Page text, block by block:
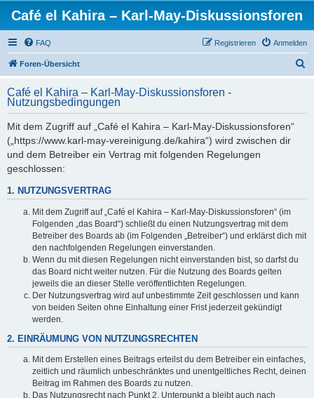
Café el Kahira – Karl-May-Diskussionsforen
FAQ Anmelden
Registrieren
Foren-Übersicht
h
Café el Kahira – Karl-May-Diskussionsforen -
Nutzungsbedingungen
Mit dem Zugriff auf „Café el Kahira – Karl-May-Diskussionsforen“
(„https://www.karl-may-vereinigung.de/kahira“) wird zwischen dir
und dem Betreiber ein Vertrag mit folgenden Regelungen
geschlossen:
1. NUTZUNGSVERTRAG
Mit dem Zugriff auf „Café el Kahira – Karl-May-Diskussionsforen“ (im
Folgenden „das Board“) schließt du einen Nutzungsvertrag mit dem
Betreiber des Boards ab (im Folgenden „Betreiber“) und erklärst dich mit
den nachfolgenden Regelungen einverstanden.
Wenn du mit diesen Regelungen nicht einverstanden bist, so darfst du
das Board nicht weiter nutzen. Für die Nutzung des Boards gelten
jeweils die an dieser Stelle veröffentlichten Regelungen.
Der Nutzungsvertrag wird auf unbestimmte Zeit geschlossen und kann
von beiden Seiten ohne Einhaltung einer Frist jederzeit gekündigt
werden.
2. EINRÄUMUNG VON NUTZUNGSRECHTEN
Mit dem Erstellen eines Beitrags erteilst du dem Betreiber ein einfaches,
zeitlich und räumlich unbeschränktes und unentgeltliches Recht, deinen
Beitrag im Rahmen des Boards zu nutzen.
Das Nutzungsrecht nach Punkt 2, Unterpunkt a bleibt auch nach